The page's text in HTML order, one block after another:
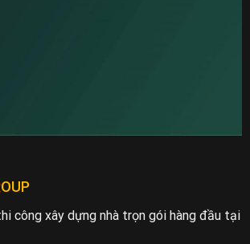
công xây dựng nhà trọn gói hàng đầu tại